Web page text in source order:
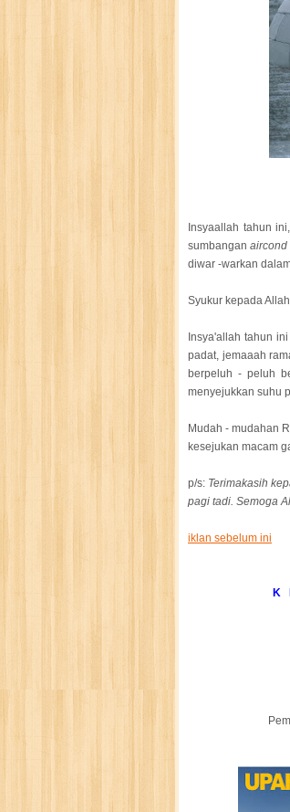
Insyaallah tahun
sumbanganaircond
diwar -warkan
Syukur kepada
Insya'allah tahun
padat, jemaaah
berpeluh - peluh
menyejukkan suhu
Mudah - mudahan
kesejukan macam
p/s: Terimakasih
pagi tadi. Semoga
iklan sebelum ini
K